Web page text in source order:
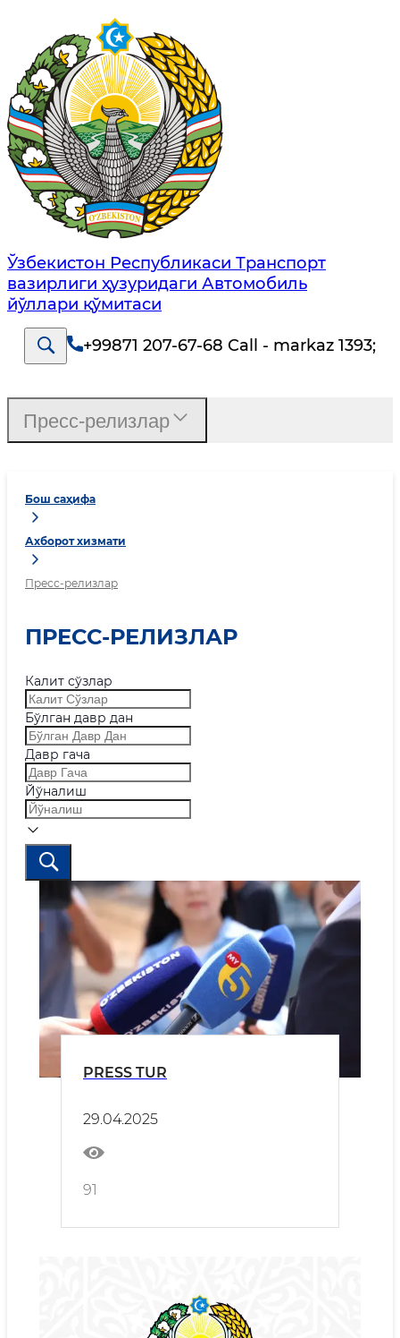
Ўзбекистон Республикаси Транспорт
вазирлиги ҳузуридаги Автомобиль
йўллари қўмитаси
+99871 207-67-68 Call - markaz 1393;
Бош саҳифа
Ахборот хизмати
Пресс-релизлар
ПРЕСС-РЕЛИЗЛАР
Калит сўзлар
Бўлган давр дан
Давр гача
Йўналиш
PRESS TUR
29.04.2025
91
Пресс-релизлар